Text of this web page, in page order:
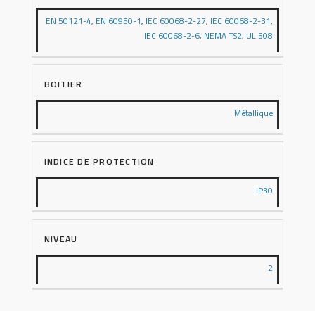
EN 50121-4, EN 60950-1, IEC 60068-2-27, IEC 60068-2-31,
IEC 60068-2-6, NEMA TS2, UL 508
BOITIER
Métallique
INDICE DE PROTECTION
IP30
NIVEAU
2